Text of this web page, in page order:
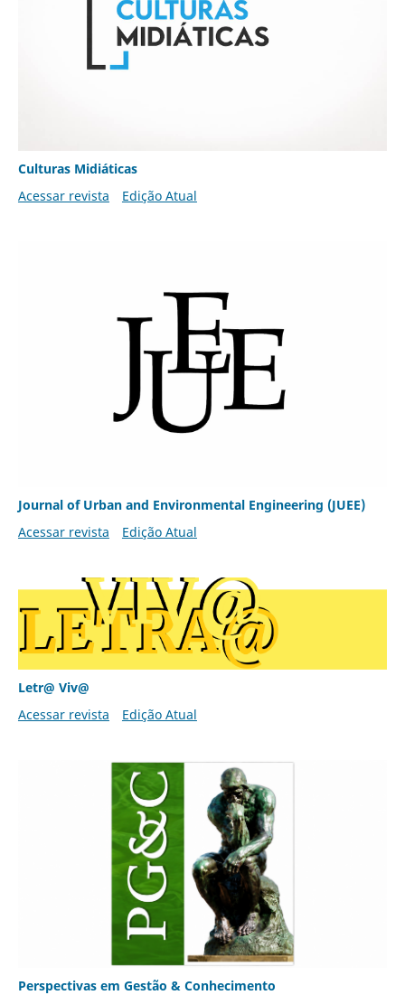
Culturas Midiáticas
Acessar revista
Edição Atual
Journal of Urban and Environmental Engineering (JUEE)
Acessar revista
Edição Atual
Letr@ Viv@
Acessar revista
Edição Atual
Perspectivas em Gestão & Conhecimento